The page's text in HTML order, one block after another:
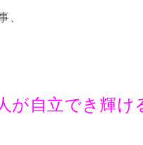
、
が自立でき輝け